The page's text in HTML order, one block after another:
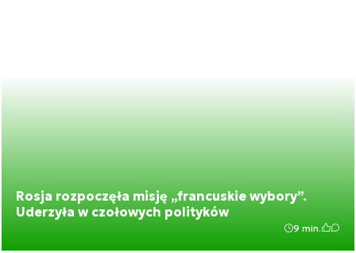
Rosja rozpoczęła misję „francuskie wybory”.
Uderzyła w czołowych polityków
9 min.